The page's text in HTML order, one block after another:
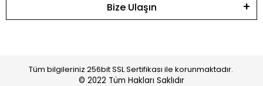
Bize Ulaşın
Tüm bilgileriniz 256bit SSL Sertifikası ile korunmaktadır.
© 2022 Tüm Hakları Saklıdır